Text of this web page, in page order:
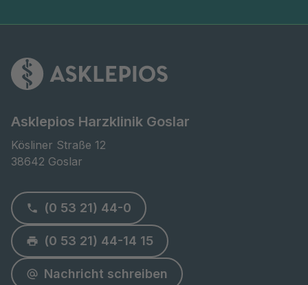
Asklepios Harzklinik Goslar
Kösliner Straße 12
38642 Goslar
(0 53 21) 44-0
(0 53 21) 44-14 15
Nachricht schreiben